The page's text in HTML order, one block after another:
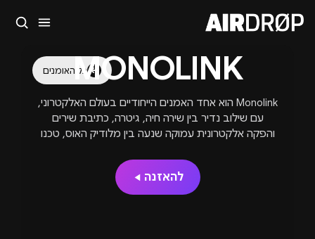
כל האומניםMONOLINK
Monolink הוא אחד האמנים הייחודיים בעולם האלקטרוני,
עם שילוב נדיר בין שירה חיה, גיטרה, כתיבת שירים
והפקה אלקטרונית עמוקה שנעה בין מלודיק האוס, טכנו
להאזנה
סגור
🔥בקרוב
טיפ: אפשר להקליד שם אומן, עיר, תאריך או שם חג.